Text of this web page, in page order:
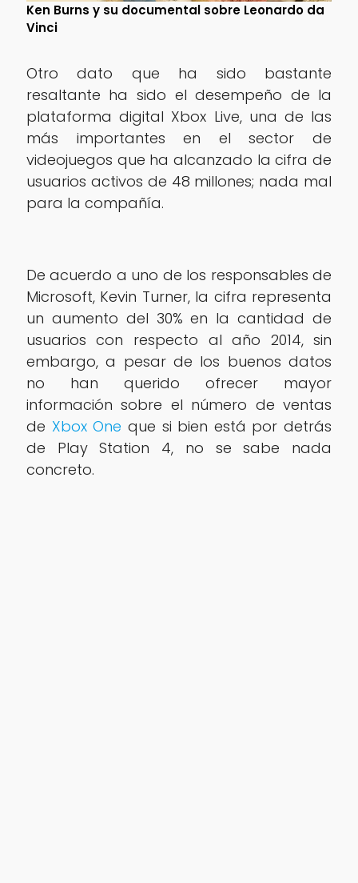
Ken Burns y su documental sobre Leonardo da
Vinci
Otro dato que ha sido bastante
resaltante ha sido el desempeño de la
plataforma digital Xbox Live, una de las
más importantes en el sector de
videojuegos que ha alcanzado la cifra de
usuarios activos de 48 millones; nada mal
para la compañía.
De acuerdo a uno de los responsables de
Microsoft, Kevin Turner, la cifra representa
un aumento del 30% en la cantidad de
usuarios con respecto al año 2014, sin
embargo, a pesar de los buenos datos
no han querido ofrecer mayor
información sobre el número de ventas
de Xbox One que si bien está por detrás
de Play Station 4, no se sabe nada
concreto.